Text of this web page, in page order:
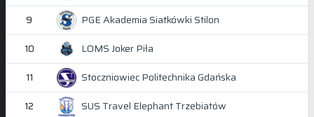
9 PGE Akademia Siatkówki Stilon
10 LOMS Joker Piła
11 Stoczniowiec Politechnika Gdańska
12 SUS Travel Elephant Trzebiatów